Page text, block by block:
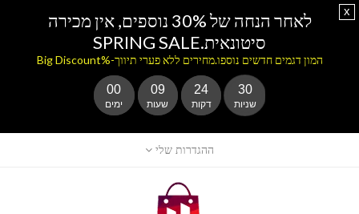
ההגדרות שלי
לאחר הנחה של 30% נוספים, אין מכירה
סיטונאית.SPRING SALE
המון דגמים חדשים נוספו.מחירים ללא פערי תיווך-%Big Discount
00
ימים
09
שעות
24
דקות
30
שניות
x